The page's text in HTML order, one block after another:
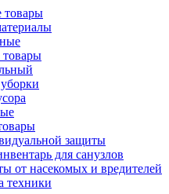
товары
товары
защиты
для санузлов
от насекомых и вредителей
техники